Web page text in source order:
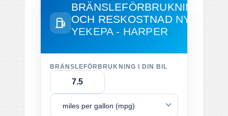
BRÄNSLEFÖRBRUKNING
OCH RESKOSTNAD NY
YEKEPA - HARPER
BRÄNSLEFÖRBRUKNING I DIN BIL
miles per gallon (mpg)